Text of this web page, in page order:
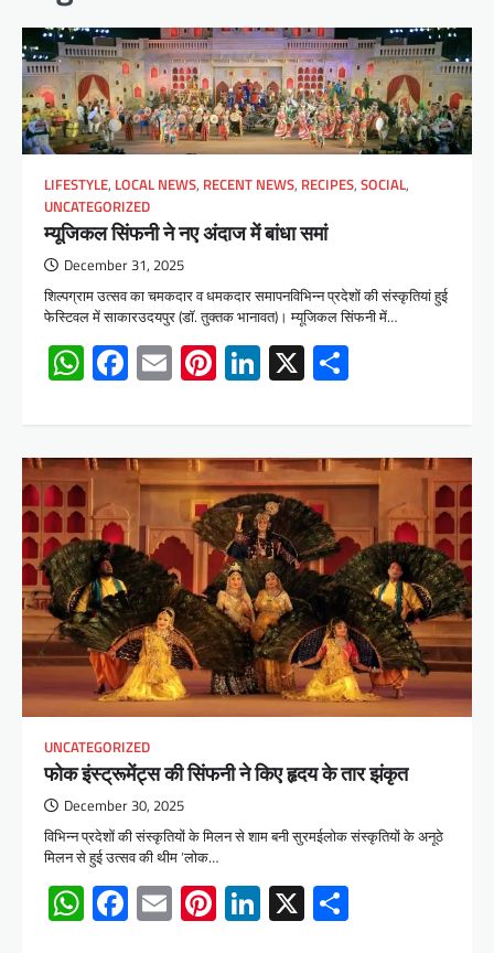
LIFESTYLE, LOCAL NEWS, RECENT NEWS, RECIPES, SOCIAL,
UNCATEGORIZED
म्यूजिकल सिंफनी ने नए अंदाज में बांधा समां
December 31, 2025
शिल्पग्राम उत्सव का चमकदार व धमकदार समापनविभिन्न प्रदेशाें की संस्कृतियां हुई
फेस्टिवल में साकारउदयपुर (डॉ. तुक्तक भानावत)। म्यूजिकल सिंफनी में…
WhatsApp
Facebook
EmailPinterest
LinkedIn
X
UNCATEGORIZED
फोक इंस्ट्रूमेंट्स की सिंफनी ने किए हृदय के तार झंकृत
December 30, 2025
विभिन्न प्रदेशाें की संस्कृतियों के मिलन से शाम बनी सुरमईलोक संस्कृतियों के अनूठे
मिलन से हुई उत्सव की थीम ‘लोक…
WhatsApp
Facebook
EmailPinterest
LinkedIn
X